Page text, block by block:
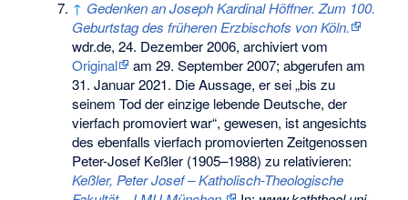
↑ Gedenken an Joseph Kardinal Höffner. Zum 100.
Geburtstag des früheren Erzbischofs von Köln.
wdr.de, 24. Dezember 2006, archiviert vom
Original
am29. September 2007; abgerufen am
31. Januar 2021. Die Aussage, er sei „bis zu
seinem Tod der einzige lebende Deutsche, der
vierfach promoviert war“, gewesen, ist angesichts
des ebenfalls vierfach promovierten Zeitgenossen
Peter-Josef Keßler (1905–1988) zu relativieren:
Keßler, Peter Josef – Katholisch-Theologische